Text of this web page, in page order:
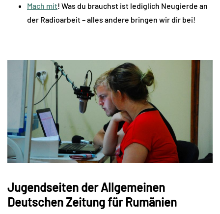
Mach mit! Was du brauchst ist lediglich Neugierde an
der Radioarbeit – alles andere bringen wir dir bei!
Jugendseiten der Allgemeinen
Deutschen Zeitung für Rumänien